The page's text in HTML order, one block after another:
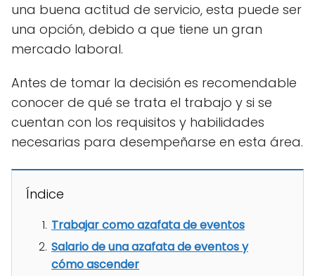
una buena actitud de servicio, esta puede ser
una opción, debido a que tiene un gran
mercado laboral.
Antes de tomar la decisión es recomendable
conocer de qué se trata el trabajo y si se
cuentan con los requisitos y habilidades
necesarias para desempeñarse en esta área.
Índice
Trabajar como azafata de eventos
Salario de una azafata de eventos y
cómo ascender